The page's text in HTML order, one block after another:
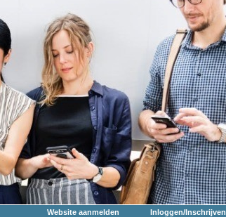
Website aanmelden
Inloggen/Inschrijven